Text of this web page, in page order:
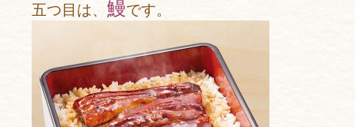
五つ目は、 鰻です。